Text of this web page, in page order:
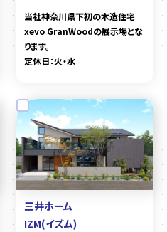
当社神奈川県下初の木造住宅
xevo GranWoodの展示場とな
ります。
定休日：火・水
三井ホーム
IZM(イズム)